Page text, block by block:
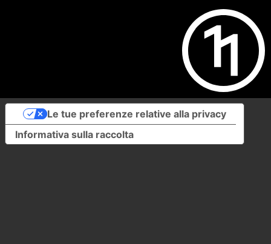
Informativa sulla raccolta
Le tue preferenze relative alla privacy